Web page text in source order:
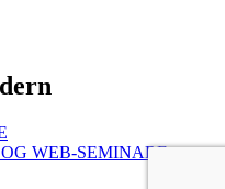
WEB-SEMINARE